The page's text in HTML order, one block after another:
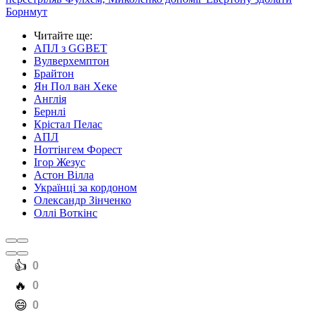
Борнмут
Читайте ще:
АПЛ з GGBET
Вулверхемптон
Брайтон
Ян Пол ван Хеке
Англія
Бернлі
Крістал Пелас
АПЛ
Ноттінгем Форест
Ігор Жезус
Астон Вілла
Українці за кордоном
Олександр Зінченко
Оллі Воткінс
️👍 0
️🔥 0
️😄 0